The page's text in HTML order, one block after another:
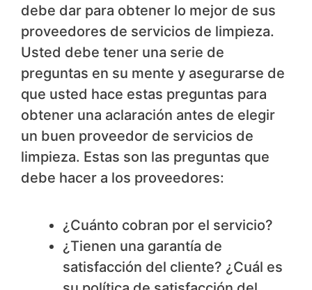
debe dar para obtener lo mejor de sus
proveedores de servicios de limpieza.
Usted debe tener una serie de
preguntas en su mente y asegurarse de
que usted hace estas preguntas para
obtener una aclaración antes de elegir
un buen proveedor de servicios de
limpieza. Estas son las preguntas que
debe hacer a los proveedores:
¿Cuánto cobran por el servicio?
¿Tienen una garantía de
satisfacción del cliente? ¿Cuál es